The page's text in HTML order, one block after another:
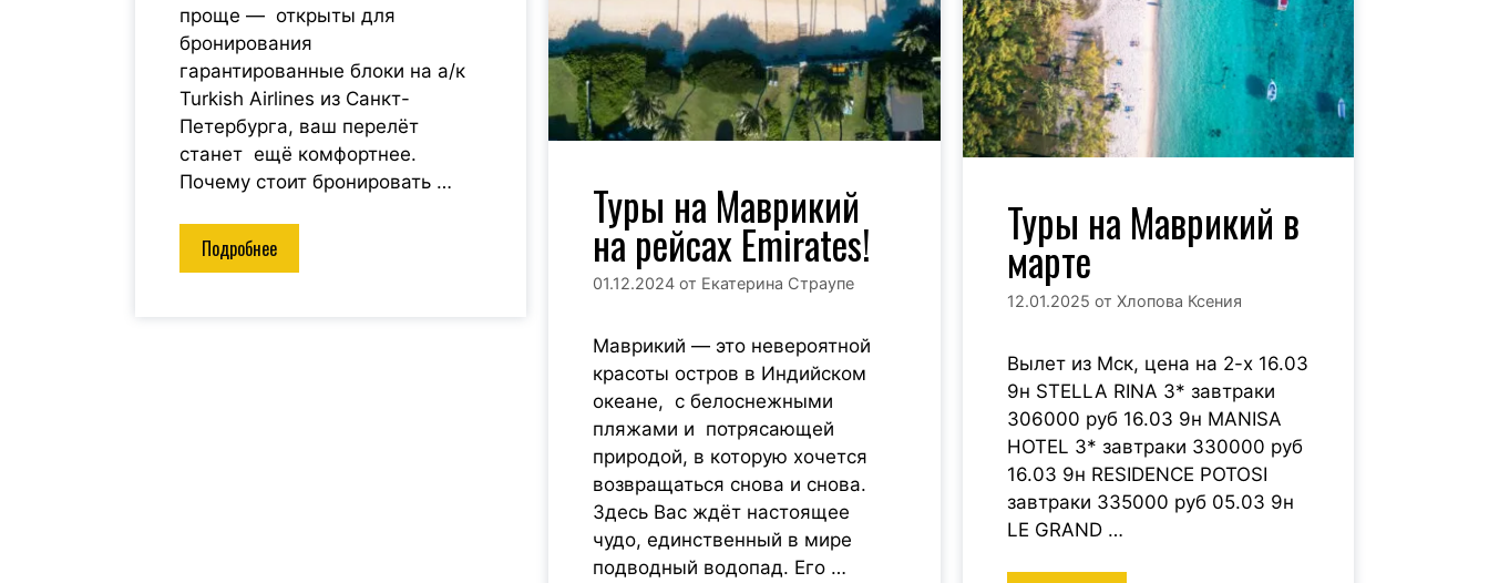
проще — открыты для
бронирования
гарантированные блоки на а/к
Turkish Airlines из Санкт-
Петербурга, ваш перелёт
станет ещё комфортнее.
Почему стоит бронировать …
Подробнее Туры на Маврикий в
марте
12.01.2025 от Хлопова Ксения
Вылет из Мск, цена на 2-х 16.03
9н STELLA RINA 3* завтраки
306000 руб 16.03 9н MANISA
HOTEL 3* завтраки 330000 руб
16.03 9н RESIDENCE POTOSI
завтраки 335000 руб 05.03 9н
LE GRAND …
Туры на Маврикий
на рейсах Emirates!
01.12.2024 от Екатерина Страупе
Маврикий — это невероятной
красоты остров в Индийском
океане, с белоснежными
пляжами и потрясающей
природой, в которую хочется
возвращаться снова и снова.
Здесь Вас ждёт настоящее
чудо, единственный в мире
подводный водопад. Его …